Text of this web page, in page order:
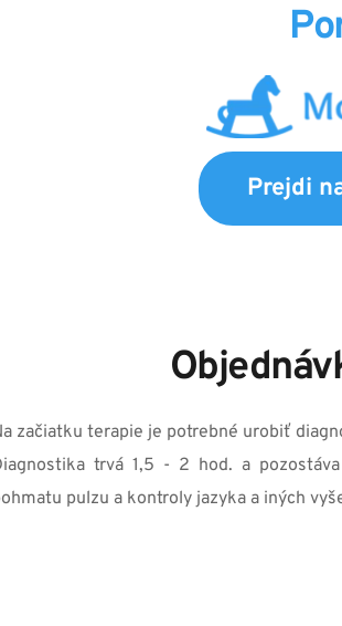
Prejdi
začiatku terapie je potrebné urobiť
trvá 1,5 - 2 hod. a
pulzu a kontroly jazyka a iných